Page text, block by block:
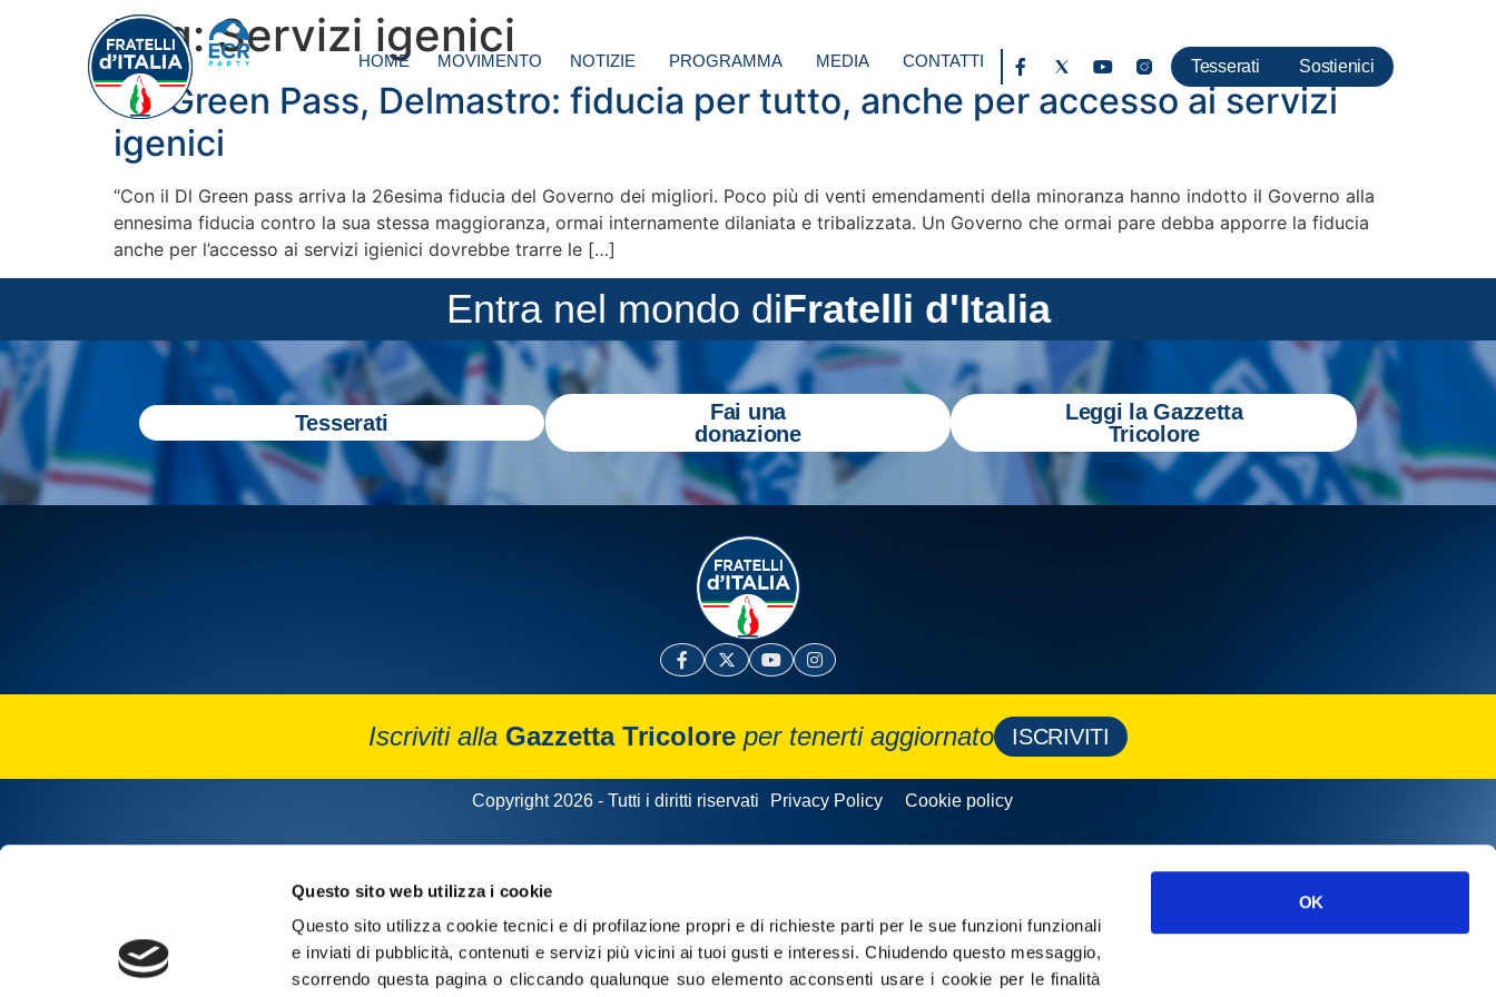
Questo sito web utilizza i cookie
Questo sito utilizza cookie tecnici e di profilazione propri e di richieste parti per le sue funzioni funzionali
e inviati di pubblicità, contenuti e servizi più vicini ai tuoi gusti e interessi.Chiudendo questo messaggio,
scorrendo questa pagina o cliccando qualunque suo elemento acconsenti usare i cookie per le finalità
OK
HOME MOVIMENTO NOTIZIE PROGRAMMA MEDIA CONTATTI Tesserati Sostienici
Tag:Servizi igenici
DL Green Pass, Delmastro: fiducia per tutto, anche per accesso ai servizi
igenici
“Con il Dl Green pass arriva la 26esima fiducia del Governo dei migliori. Poco più di venti emendamenti della minoranza hanno indotto il Governo alla
ennesima fiducia contro la sua stessa maggioranza, ormai internamente dilaniata e tribalizzata. Un Governo che ormai pare debba apporre la fiducia
anche per l’accesso ai servizi igienici dovrebbe trarre le […]
Entra nel mondo diFratelli d'Italia
Tesserati
Fai una
donazione
Leggi la Gazzetta
Tricolore
Iscriviti alla Gazzetta Tricolore per tenerti aggiornato ISCRIVITI
Copyright 2026 - Tutti i diritti riservati Privacy Policy Cookie policy